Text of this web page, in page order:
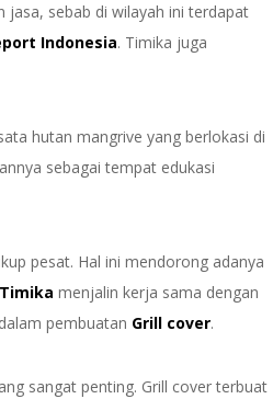
jasa, sebab di wilayah ini terdapat
Indonesia. Timika juga
hutan mangrive yang berlokasi di
sebagai tempat edukasi
pesat. Hal ini mendorong adanya
Timika menjalin kerja sama dengan
pembuatan Grill cover.
sangat penting. Grill cover terbuat